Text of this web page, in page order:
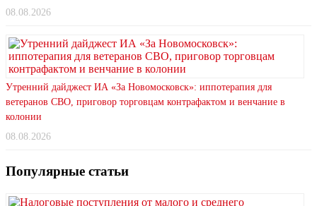
08.08.2026
Утренний дайджест ИА «За Новомосковск»: иппотерапия для
ветеранов СВО, приговор торговцам контрафактом и венчание в
колонии
08.08.2026
Популярные статьи